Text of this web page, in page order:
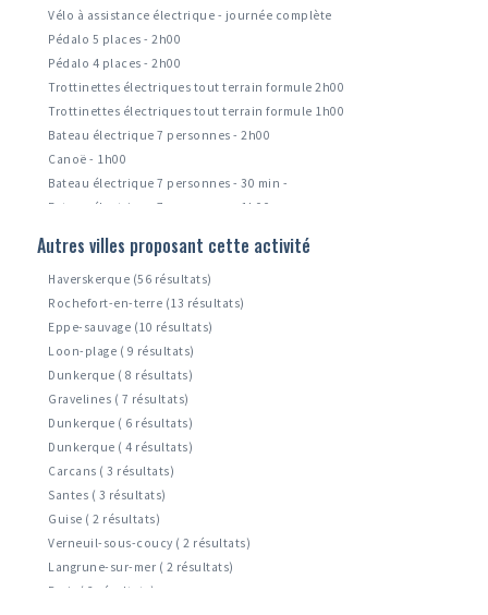
Vélo à assistance électrique - journée complète
Pédalo 5 places - 2h00
Pédalo 4 places - 2h00
Trottinettes électriques tout terrain formule 2h00
Trottinettes électriques tout terrain formule 1h00
Bateau électrique 7 personnes - 2h00
Canoë - 1h00
Bateau électrique 7 personnes - 30 min -
Bateau électrique 7 personnes - 1h00
Bateau électrique 5 personnes - - 1h00 - -
Autres villes proposant cette activité
Haverskerque (56 résultats)
Rochefort-en-terre (13 résultats)
Eppe-sauvage (10 résultats)
Loon-plage ( 9 résultats)
Dunkerque ( 8 résultats)
Gravelines ( 7 résultats)
Dunkerque ( 6 résultats)
Dunkerque ( 4 résultats)
Carcans ( 3 résultats)
Santes ( 3 résultats)
Guise ( 2 résultats)
Verneuil-sous-coucy ( 2 résultats)
Langrune-sur-mer ( 2 résultats)
Paris ( 2 résultats)